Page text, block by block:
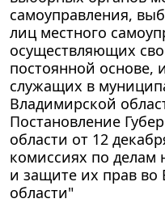
самоуправления,
лиц местного
осуществляющих
постоянной основе,
служащих в
Владимирской
Постановление
области от 12
комиссиях по делам
и защите их прав во
области"